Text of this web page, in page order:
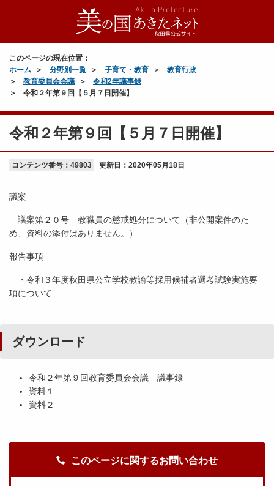
このページの現在位置：
ホーム
分野別一覧 子育て・教育
教育行政
教育委員会会議
令和2年議事録
令和２年第９回【５月７日開催】
令和２年第９回【５月７日開催】
コンテンツ番号：49803 更新日： 2020年05月18日
議案
議案第２０号 教職員の懲戒処分について（非公開案件のた
め、資料の添付はありません。）
報告事項
・令和３年度秋田県公立学校教諭等採用候補者選考試験実施要
項について
ダウンロード
令和２年第９回教育委員会会議 議事録
資料１
資料２
このページに関するお問い合わせ